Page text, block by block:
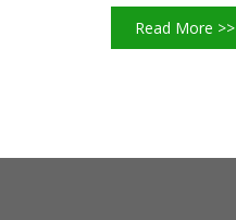
Read More >>